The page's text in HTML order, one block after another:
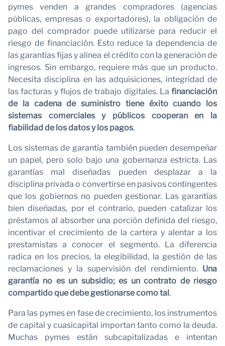
pymes venden a grandes compradores (agencias
públicas, empresas o exportadores), la obligación de
pago del comprador puede utilizarse para reducir el
riesgo de financiación. Esto reduce la dependencia de
las garantías fijas y alinea el crédito con la generación de
ingresos. Sin embargo, requiere más que un producto.
Necesita disciplina en las adquisiciones, integridad de
las facturas y flujos de trabajo digitales. La financiación
de la cadena de suministro tiene éxito cuando los
sistemas comerciales y públicos cooperan en la
fiabilidad de los datos y los pagos.
Los sistemas de garantía también pueden desempeñar
un papel, pero solo bajo una gobernanza estricta. Las
garantías mal diseñadas pueden desplazar a la
disciplina privada o convertirse en pasivos contingentes
que los gobiernos no pueden gestionar. Las garantías
bien diseñadas, por el contrario, pueden catalizar los
préstamos al absorber una porción definida del riesgo,
incentivar el crecimiento de la cartera y alentar a los
prestamistas a conocer el segmento. La diferencia
radica en los precios, la elegibilidad, la gestión de las
reclamaciones y la supervisión del rendimiento. Una
garantía no es un subsidio; es un contrato de riesgo
compartido que debe gestionarse como tal.
Para las pymes en fase de crecimiento, los instrumentos
de capital y cuasicapital importan tanto como la deuda.
Muchas pymes están subcapitalizadas e intentan